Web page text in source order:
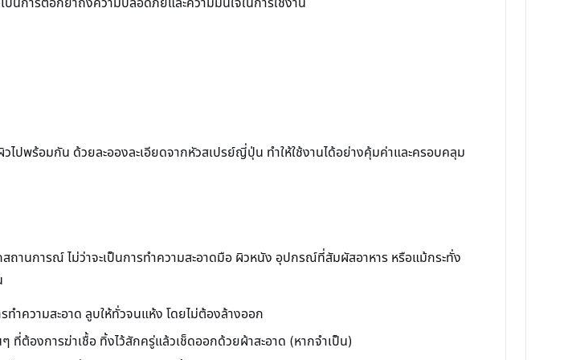
พร้อมกัน ด้วยละอองละเอียดจากหัวสเปรย์ญี่ปุ่น ทำให้ใช้งานได้อย่างคุ้มค่าและครอบคลุม
านการณ์ ไม่ว่าจะเป็นการทำความสะอาดมือ ผิวหนัง อุปกรณ์ที่สัมผัสอาหาร หรือแม้กระทั่ง
ความสะอาด ลูบให้ทั่วจนแห้ง โดยไม่ต้องล้างออก
ต้องการฆ่าเชื้อ ทิ้งไว้สักครู่แล้วเช็ดออกด้วยผ้าสะอาด (หากจำเป็น)